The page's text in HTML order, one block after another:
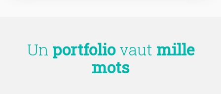
Un portfoliovaut mille
mots